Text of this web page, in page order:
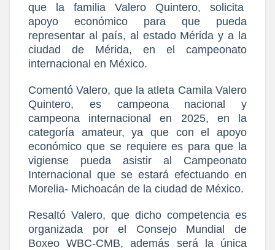
que la familia Valero Quintero, solicita
apoyo económico para que pueda
representar al país, al estado Mérida y a la
ciudad de Mérida, en el campeonato
internacional en México.
Comentó Valero, que la atleta Camila Valero
Quintero, es campeona nacional y
campeona internacional en 2025, en la
categoría amateur, ya que con el apoyo
económico que se requiere es para que la
vigiense pueda asistir al Campeonato
Internacional que se estará efectuando en
Morelia- Michoacán de la ciudad de México.
Resaltó Valero, que dicho competencia es
organizada por el Consejo Mundial de
Boxeo WBC-CMB, además será la única